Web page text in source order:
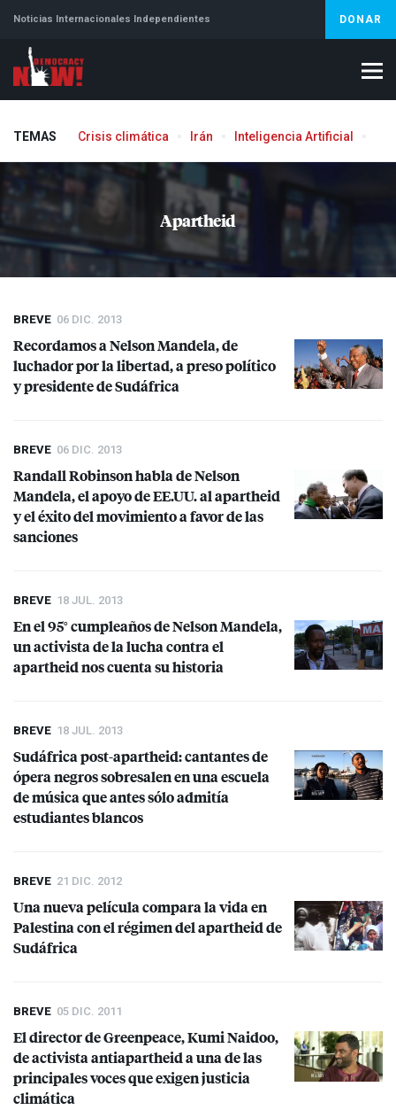
Noticias Internacionales Independientes DONAR
TEMAS Crisis climática Irán Inteligencia Artificial
Apartheid
BREVE 06 DIC. 2013
Recordamos a Nelson Mandela, de
luchador por la libertad, a preso político
y presidente de Sudáfrica
BREVE 06 DIC. 2013
Randall Robinson habla de Nelson
Mandela, el apoyo de EE.UU. al apartheid
y el éxito del movimiento a favor de las
sanciones
BREVE 18 JUL. 2013
En el 95° cumpleaños de Nelson Mandela,
un activista de la lucha contra el
apartheid nos cuenta su historia
BREVE 18 JUL. 2013
Sudáfrica post-apartheid: cantantes de
ópera negros sobresalen en una escuela
de música que antes sólo admitía
estudiantes blancos
BREVE 21 DIC. 2012
Una nueva película compara la vida en
Palestina con el régimen del apartheid de
Sudáfrica
BREVE 05 DIC. 2011
El director de Greenpeace, Kumi Naidoo,
de activista antiapartheid a una de las
principales voces que exigen justicia
climática